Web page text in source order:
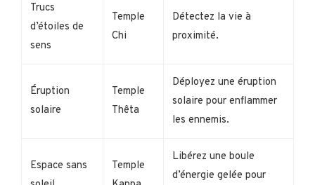
Trucs
d’étoiles de
sens
Temple
Chi
Détectez la vie à
proximité.
Éruption
solaire
Temple
Thêta
Déployez une éruption
solaire pour enflammer
les ennemis.
Espace sans
Temple
Libérez une boule
d’énergie gelée pour